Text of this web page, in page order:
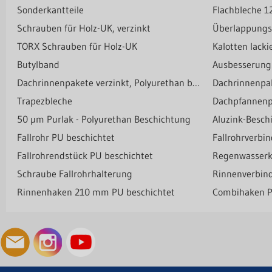
Sonderkantteile
Flachbleche
Schrauben für Holz-UK, verzinkt
TORX Schrauben für Holz-UK
Kalotten
Butylband
Dachrinnenpakete verzinkt, Polyurethan beschichtet (125/90)
Trapezbleche
50 µm Purlak - Polyurethan Beschichtung
Aluzink-
Fallrohr PU beschichtet
Fallrohrendstück PU beschichtet
Schraube Fallrohrhalterung
Rinnenhaken 210 mm PU beschichtet
Combihaken